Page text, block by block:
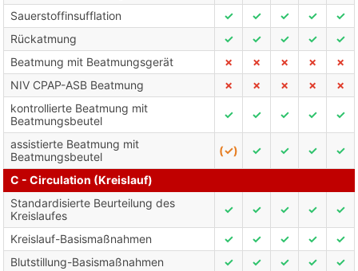
Sauerstoffinsufflation
✓ ✓ ✓ ✓
✓
Rückatmung
✓ ✓ ✓ ✓
✓
Beatmung mit Beatmungsgerät
✗ ✗ ✗ ✗
✗
NIV CPAP-ASB Beatmung
✗ ✗ ✗ ✗
✗
kontrollierte Beatmung mit
Beatmungsbeutel
✓ ✓ ✓ ✓ ✓
assistierte Beatmung mit
Beatmungsbeutel
(✓) ✓ ✓ ✓ ✓
C - Circulation (Kreislauf)
Standardisierte Beurteilung des
Kreislaufes
✓ ✓ ✓ ✓ ✓
Kreislauf-Basismaßnahmen ✓ ✓ ✓ ✓
✓
Blutstillung-Basismaßnahmen
✓ ✓ ✓ ✓
✓